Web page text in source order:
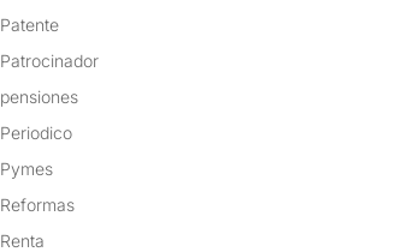
Patente
Patrocinador
pensiones
Periodico
Pymes
Reformas
Renta